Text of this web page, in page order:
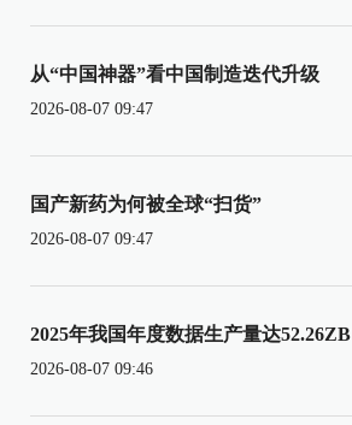
从“中国神器”看中国制造迭代升级
2026-08-07 09:47
国产新药为何被全球“扫货”
2026-08-07 09:47
2025年我国年度数据生产量达52.26ZB
2026-08-07 09:46